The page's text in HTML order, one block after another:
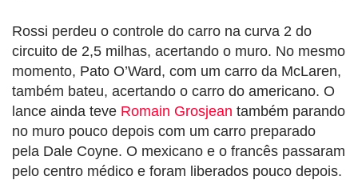
Rossi perdeu o controle do carro na curva 2 do
circuito de 2,5 milhas, acertando o muro. No mesmo
momento, Pato O’Ward, com um carro da McLaren,
também bateu, acertando o carro do americano. O
lance ainda teve Romain Grosjean também parando
no muro pouco depois com um carro preparado
pela Dale Coyne. O mexicano e o francês passaram
pelo centro médico e foram liberados pouco depois.